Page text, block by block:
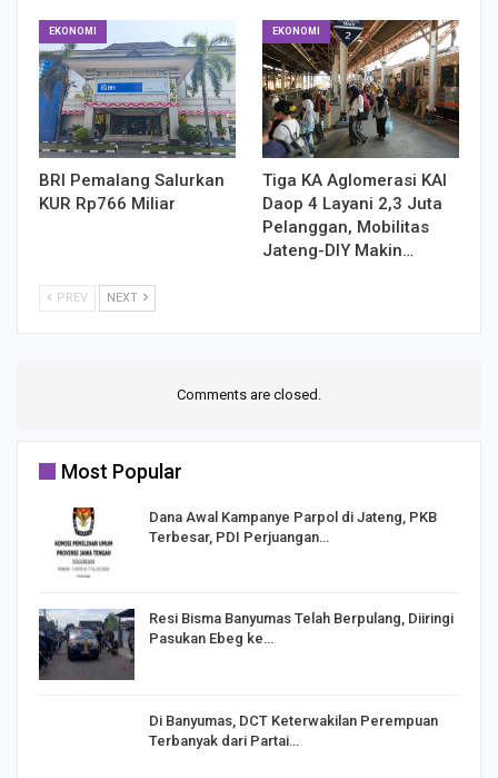
EKONOMI
BRI Pemalang Salurkan
KUR Rp766 Miliar
EKONOMI
Tiga KA Aglomerasi KAI
Daop 4 Layani 2,3 Juta
Pelanggan, Mobilitas
Jateng-DIY Makin…
PREV NEXT
Comments are closed.
Most Popular
Dana Awal Kampanye Parpol di Jateng, PKB
Terbesar, PDI Perjuangan…
Resi Bisma Banyumas Telah Berpulang, Diiringi
Pasukan Ebeg ke…
Di Banyumas, DCT Keterwakilan Perempuan
Terbanyak dari Partai…